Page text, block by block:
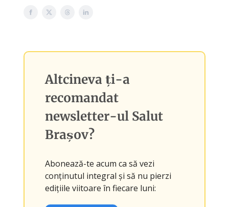
Altcineva ți-a
recomandat
newsletter-ul Salut
Brașov?
Abonează-te acum ca să vezi
conținutul integral și să nu pierzi
edițiile viitoare în fiecare luni: